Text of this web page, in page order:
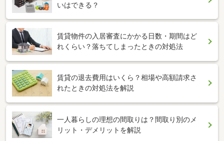
いはできる？
賃貸物件の入居審査にかかる日数・期間はど
れくらい？落ちてしまったときの対処法
賃貸の退去費用はいくら？相場や高額請求さ
れたときの対処法を解説
一人暮らしの理想の間取りは？間取り別のメ
リット・デメリットを解説